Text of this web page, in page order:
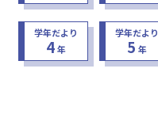
学年だより
4年
学年だより
5 年